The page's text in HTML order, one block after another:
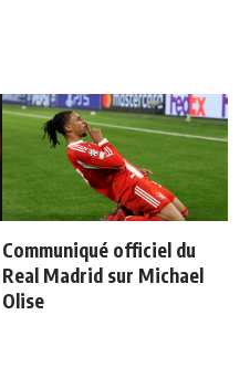
Communiqué officiel du
Real Madrid sur Michael
Olise